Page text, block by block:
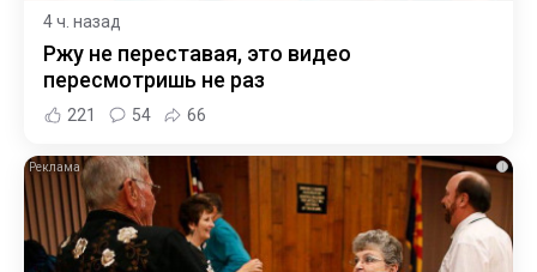
4 ч. назад
Ржу не переставая, это видео
пересмотришь не раз
221 54 66
i